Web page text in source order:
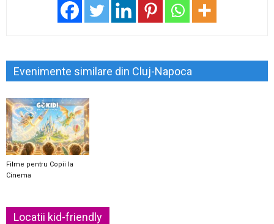
Evenimente similare din Cluj-Napoca
Filme pentru Copii la
Cinema
Locatii kid-friendly